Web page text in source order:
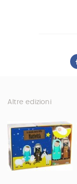
Altre edizioni